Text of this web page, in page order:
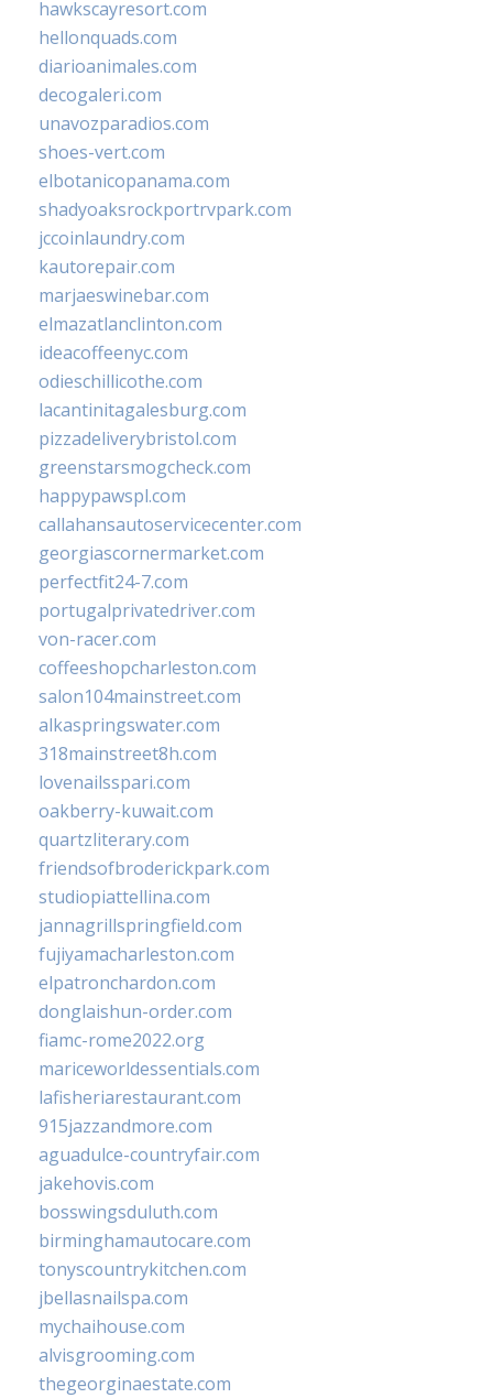
hawkscayresort.com
hellonquads.com
diarioanimales.com
decogaleri.com
unavozparadios.com
shoes-vert.com
elbotanicopanama.com
shadyoaksrockportrvpark.com
jccoinlaundry.com
kautorepair.com
marjaeswinebar.com
elmazatlanclinton.com
ideacoffeenyc.com
odieschillicothe.com
lacantinitagalesburg.com
pizzadeliverybristol.com
greenstarsmogcheck.com
happypawspl.com
callahansautoservicecenter.com
georgiascornermarket.com
perfectfit24-7.com
portugalprivatedriver.com
von-racer.com
coffeeshopcharleston.com
salon104mainstreet.com
alkaspringswater.com
318mainstreet8h.com
lovenailsspari.com
oakberry-kuwait.com
quartzliterary.com
friendsofbroderickpark.com
studiopiattellina.com
jannagrillspringfield.com
fujiyamacharleston.com
elpatronchardon.com
donglaishun-order.com
fiamc-rome2022.org
mariceworldessentials.com
lafisheriarestaurant.com
915jazzandmore.com
aguadulce-countryfair.com
jakehovis.com
bosswingsduluth.com
birminghamautocare.com
tonyscountrykitchen.com
jbellasnailspa.com
mychaihouse.com
alvisgrooming.com
thegeorginaestate.com